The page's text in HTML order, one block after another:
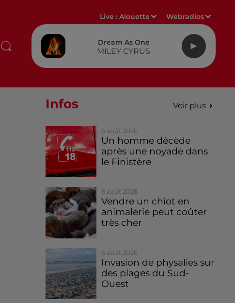
Live :Alouette Webradios
Dream As One
MILEY CYRUS
Infos Voir plus
6 août 2026
Un homme décède
après une noyade dans
le Finistère
6 août 2026
Vendre un chiot en
animalerie peut coûter
très cher
6 août 2026
Invasion de physalies sur
des plages du Sud-
Ouest